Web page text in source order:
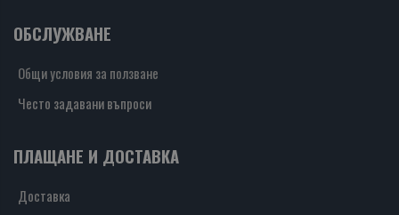
ОБСЛУЖВАНЕ
Общи условия за ползване
Често задавани въпроси
ПЛАЩАНЕ И ДОСТАВКА
Доставка